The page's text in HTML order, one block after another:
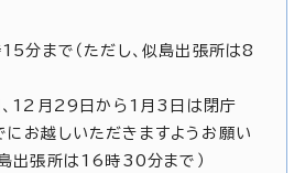
分まで（ただし、似島出張所は8
、12月29日から1月3日は閉庁
にお越しいただきますようお願い
島出張所は16時30分まで）